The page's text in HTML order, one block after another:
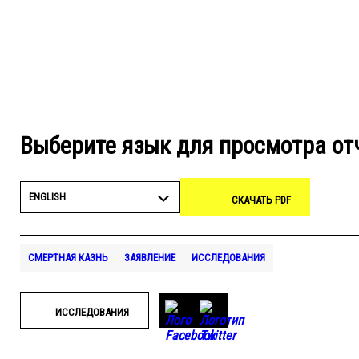
Выберите язык для просмотра
ENGLISH СКАЧАТЬ PDF
СМЕРТНАЯ КАЗНЬ ЗАЯВЛЕНИЕ ИССЛЕДОВАНИЯ
ИССЛЕДОВАНИЯ